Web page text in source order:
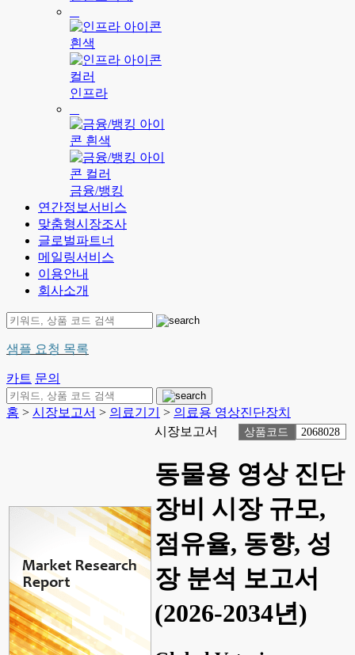
인프라
금융/뱅킹
연간정보서비스
맞춤형시장조사
글로벌파트너
메일링서비스
이용안내
회사소개
샘플 요청 목록
카트 문의
홈 > 시장보고서 > 의료기기 > 의료용 영상진단장치
시장보고서
상품코드 2068028
동물용 영상 진단
장비 시장 규모,
점유율, 동향, 성
장 분석 보고서
(2026-2034년)